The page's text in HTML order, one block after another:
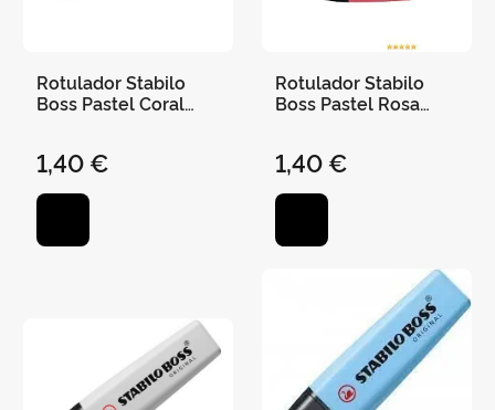
Rotulador Stabilo
Boss Pastel Coral
1,40 €
Rotulador Stabilo
Boss Pastel Rosa
1,40 €